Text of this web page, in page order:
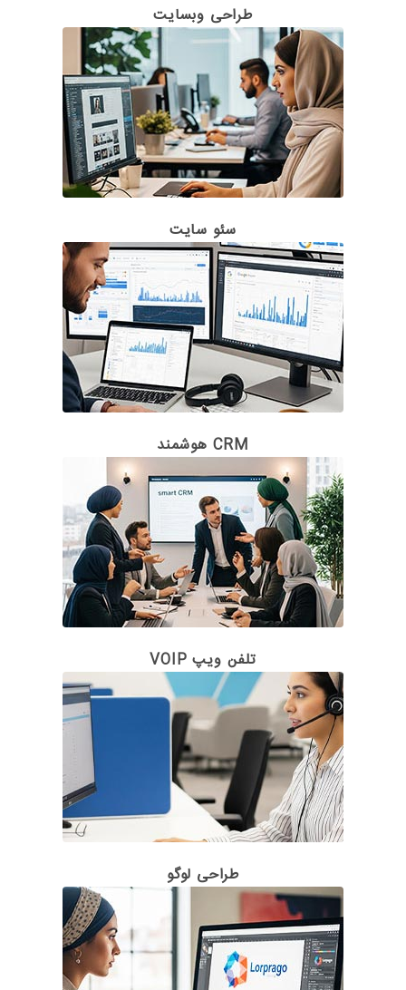
طراحی وبسایت
سئو سایت
CRM هوشمند
تلفن ویپ VOIP
طراحی لوگو